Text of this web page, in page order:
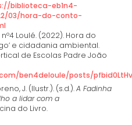
biblioteca-eb1n4-
03/hora-do-conto-
Loulé. (2022). Hora do
e cidadania ambiental.
de Escolas Padre João
ben4deloule/posts/
J. (Ilustr.). (s.d.).A Fadinha
a lidar com a
do Livro.